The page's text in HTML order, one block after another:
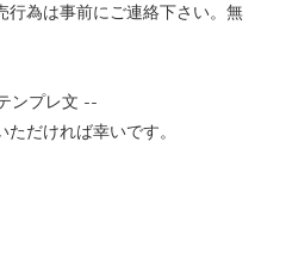
行為は事前にご連絡下さい。無
ンプレ文 --
だければ幸いです。